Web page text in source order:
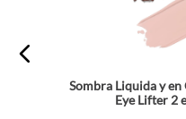
Sombra Liquida y
Eye Lifter 2